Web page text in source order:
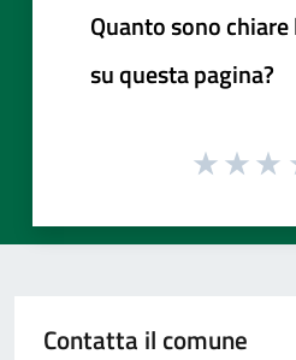
Quanto sono
su questa pagina?
Contatta il comune